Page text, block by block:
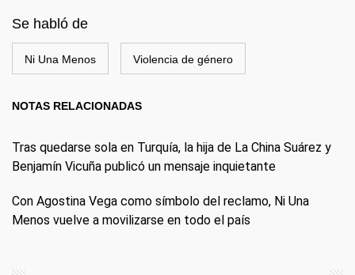
Se habló de
Ni Una Menos Violencia de género
NOTAS RELACIONADAS
Tras quedarse sola en Turquía, la hija de La China Suárez y
Benjamín Vicuña publicó un mensaje inquietante
Con Agostina Vega como símbolo del reclamo, Ni Una
Menos vuelve a movilizarse en todo el país